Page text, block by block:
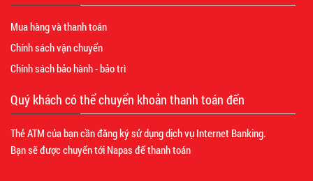
Mua hàng và thanh toán
Chính sách vận chuyển
Chính sách bảo hành - bảo trì
Quý khách có thể chuyển khoản thanh toán đến
Thẻ ATM của bạn cần đăng ký sử dụng dịch vụ Internet Banking.
Bạn sẽ được chuyển tới Napas để thanh toán